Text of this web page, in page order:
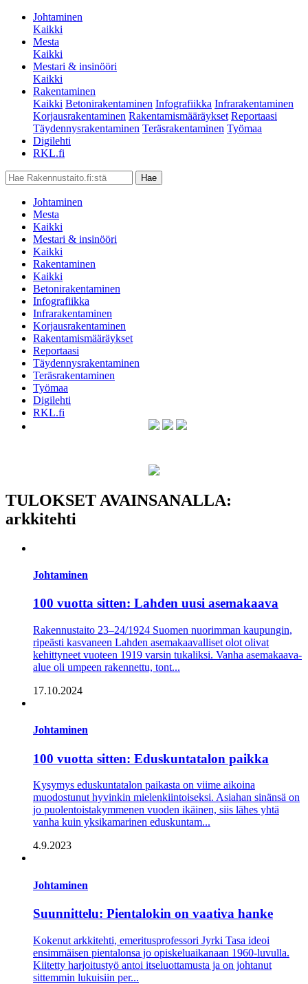
Johtaminen
Kaikki
Mesta
Kaikki
Mestari & insinööri
Kaikki
Rakentaminen
Kaikki Betonirakentaminen Infografiikka Infrarakentaminen
Korjausrakentaminen Rakentamismääräykset Reportaasi
Täydennysrakentaminen Teräsrakentaminen Työmaa
Digilehti
RKL.fi
Johtaminen
Mesta
Kaikki
Mestari & insinööri
Kaikki
Rakentaminen
Kaikki
Betonirakentaminen
Infografiikka
Infrarakentaminen
Korjausrakentaminen
Rakentamismääräykset
Reportaasi
Täydennysrakentaminen
Teräsrakentaminen
Työmaa
Digilehti
RKL.fi
TULOKSET AVAINSANALLA:
arkkitehti
Johtaminen
100 vuotta sitten: Lahden uusi asemakaava
Rakennustaito 23–24/1924 Suomen nuorimman kaupungin,
ripeästi kasvaneen Lahden asemakaavalliset olot olivat
kehittyneet vuoteen 1919 varsin tukaliksi. Vanha asemakaava-
alue oli umpeen rakennettu, tont...
17.10.2024
Johtaminen
100 vuotta sitten: Eduskuntatalon paikka
Kysymys eduskuntatalon paikasta on viime aikoina
muodostunut hyvinkin mielenkiintoiseksi. Asiahan sinänsä on
jo puolentoistakymmenen vuoden ikäinen, siis lähes yhtä
vanha kuin yksikamarinen eduskuntam...
4.9.2023
Johtaminen
Suunnittelu: Pientalokin on vaativa hanke
Kokenut arkkitehti, emeritus­professori Jyrki Tasa ideoi
ensimmäisen pientalonsa jo opiskelu­aikanaan 1960-luvulla.
Kiitetty harjoitus­työ antoi itse­luottamusta ja on johtanut
sittemmin lukuisiin per...